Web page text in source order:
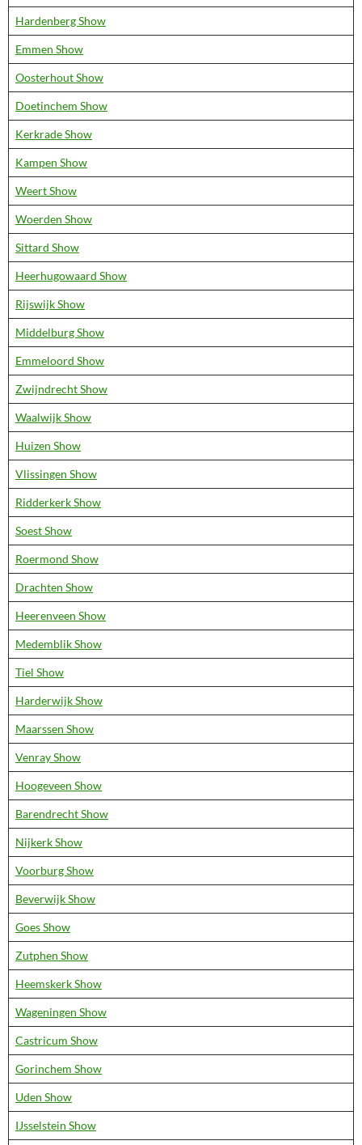
Hardenberg Show
Emmen Show
Oosterhout Show
Doetinchem Show
Kerkrade Show
Kampen Show
Weert Show
Woerden Show
Sittard Show
Heerhugowaard Show
Rijswijk Show
Middelburg Show
Emmeloord Show
Zwijndrecht Show
Waalwijk Show
Huizen Show
Vlissingen Show
Ridderkerk Show
Soest Show
Roermond Show
Drachten Show
Heerenveen Show
Medemblik Show
Tiel Show
Harderwijk Show
Maarssen Show
Venray Show
Hoogeveen Show
Barendrecht Show
Nijkerk Show
Voorburg Show
Beverwijk Show
Goes Show
Zutphen Show
Heemskerk Show
Wageningen Show
Castricum Show
Gorinchem Show
Uden Show
IJsselstein Show